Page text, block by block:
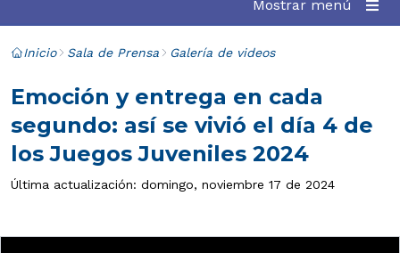
Mostrar menú
Inicio Sala de Prensa Galería de videos
Emoción y entrega en cada
segundo: así se vivió el día 4 de
los Juegos Juveniles 2024
Última actualización: domingo, noviembre 17 de 2024